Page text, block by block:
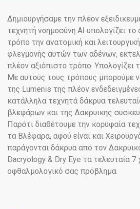
Δημιουργήσαμε την πλέον
τεχνητή νοημοσύνη ΑΙ υπολογίζει
τρόπο την ανατομική και
φλεγμονής αυτών των αδένων,
πλέον αξιόπιστο τρόπο.
Με αυτούς τους τρόπους μπορούμε
της Lumenis της πλέον
κατάλληλα τεχνητά δάκρυα
βλεφάρων και της Δακρυικης
Παρότι διαθέτουμε την κορυφαία
τα Βλέφαρα, αφού είναι και
παράγονται δάκρυα από τον
Dacryology & Dry Eye τα τελευταία
οφθαλμολογικό σας πρόβλημα.